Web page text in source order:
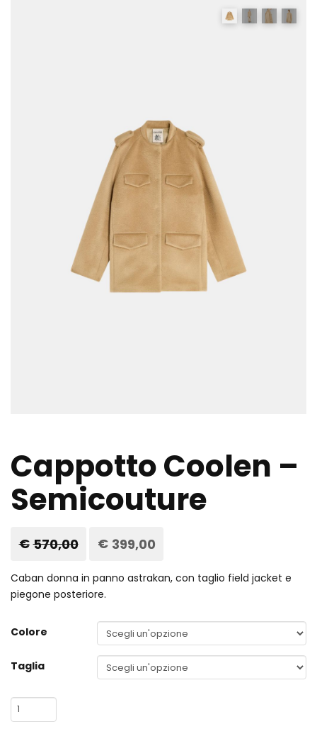
Cappotto Coolen –
Semicouture
€ 570,00 prezzo
€570,00.
€ 399,00
€399,00.
Caban donna in panno astrakan, con taglio field jacket e
piegone posteriore.
Colore
Taglia
Cappotto
Coolen